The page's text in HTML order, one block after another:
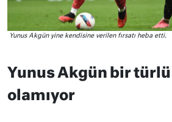
Yunus Akgün yine kendisine verilen fırsatı heba etti.
Yunus Akgün bir
olamıyor